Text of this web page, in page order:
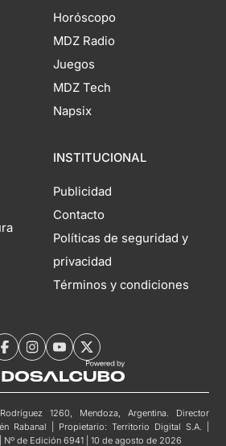
Horóscopo
MDZ Radio
Juegos
MDZ Tech
Napsix
INSTITUCIONAL
Publicidad
Contacto
Políticas de seguridad y
privacidad
Términos y condiciones
1260, Mendoza, Argentina. Director
Rabanal | Propietario: Territorio Digital S.A. |
Nº de Edición 6941 | 10 de agosto de 2026